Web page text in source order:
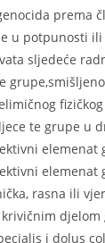
prema
u potpunosti
sljedeće
te grupe u
elemenat
rasna ili
i dolus